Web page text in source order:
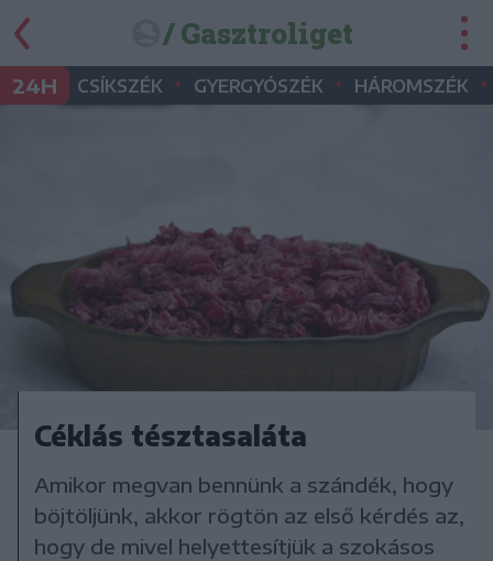
/ Gasztroliget
24H CSÍKSZÉK • GYERGYÓSZÉK • HÁROMSZÉK •
Céklás tésztasaláta
Amikor megvan bennünk a szándék, hogy
böjtöljünk, akkor rögtön az első kérdés az,
hogy de mivel helyettesítjük a szokásos